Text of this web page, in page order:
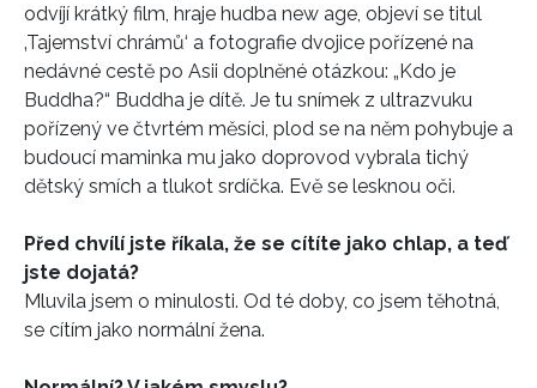
odvíjí krátký film, hraje hudba new age, objeví se titul
‚Tajemství chrámů‘ a fotografie dvojice pořízené na
nedávné cestě po Asii doplněné otázkou: „Kdo je
Buddha?“ Buddha je dítě. Je tu snímek z ultrazvuku
pořízený ve čtvrtém měsíci, plod se na něm pohybuje a
budoucí maminka mu jako doprovod vybrala tichý
dětský smích a tlukot srdíčka. Evě se lesknou oči.
Před chvílí jste říkala, že se cítíte jako chlap, a teď
jste dojatá?
Mluvila jsem o minulosti. Od té doby, co jsem těhotná,
se cítím jako normální žena.